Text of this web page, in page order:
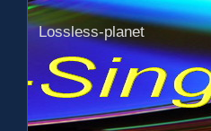
Lossless-planet